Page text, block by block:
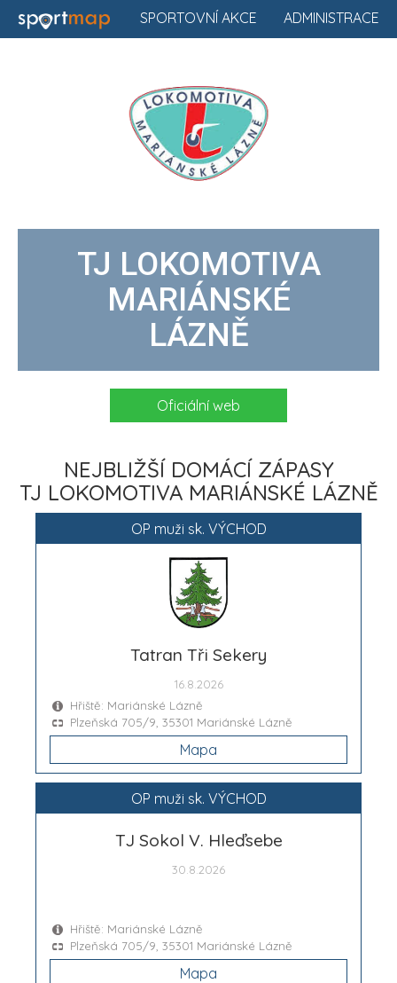
ADMINISTRACE
SPORTOVNÍ AKCE
TJ LOKOMOTIVA
MARIÁNSKÉ
LÁZNĚ
Oficiální web
NEJBLIŽŠÍ DOMÁCÍ ZÁPASY
TJ LOKOMOTIVA MARIÁNSKÉ LÁZNĚ
OP muži sk. VÝCHOD
Tatran Tři Sekery
16.8.2026
Hřiště: Mariánské Lázně
Plzeňská 705/9, 35301 Mariánské Lázně
Mapa
OP muži sk. VÝCHOD
TJ Sokol V. Hleďsebe
30.8.2026
Hřiště: Mariánské Lázně
Plzeňská 705/9, 35301 Mariánské Lázně
Mapa